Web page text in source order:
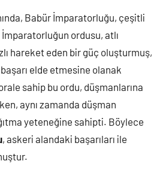
Babür İmparatorluğu, çeşitli
ordusu, atlı
hareket eden bir güç oluşturmuş,
elde etmesine olanak
sahip bu ordu, düşmanlarına
aynı zamanda düşman
yeteneğine sahipti. Böylece
, askeri alandaki başarıları ile